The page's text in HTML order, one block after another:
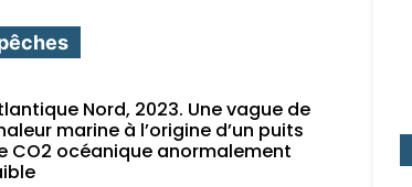
Nord, 2023. Une vague de
marine à l’origine d’un puits
CO2 océanique anormalement